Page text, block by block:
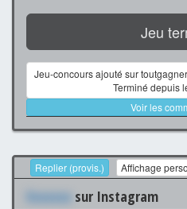
Jeu
Jeu-concours ajouté sur
Terminé depuis
Voir les
Replier (provis.) Affichage
Xxxxxxx sur Instagram